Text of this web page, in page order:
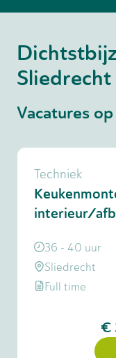
Sliedrecht
Vacatures
Techniek
interieur/
36 - 40 uur
Sliedrecht
Full time
€